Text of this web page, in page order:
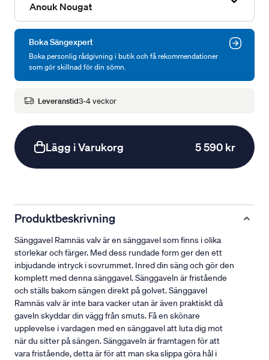
Anouk Nougat
Boka Sängexpert
Boka personlig rådgivning i butik och få rekommendationer
som gör skillnad för din sömn.
Leveranstid3-4 veckor
Lägg i Varukorg 5 590 kr
Produktbeskrivning
Sänggavel Ramnäs valv är en sänggavel som finns i olika
storlekar och färger. Med dess rundade form ger den ett
inbjudande intryck i sovrummet. Inred din säng och gör den
komplett med denna sänggavel. Sänggaveln är fristående
och ställs bakom sängen direkt på golvet. Sänggavel
Ramnäs valv är inte bara vacker utan är även praktiskt då
gaveln skyddar din vägg från smuts. Få en skönare
upplevelse i vardagen med en sänggavel att luta dig mot
när du sitter på sängen. Sänggaveln är framtagen för att
vara fristående, detta är för att man ska slippa göra hål i